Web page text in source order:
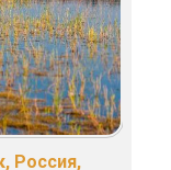
Россия,